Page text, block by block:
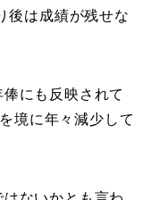
後は成績が残せな
にも反映されて
境に年々減少して